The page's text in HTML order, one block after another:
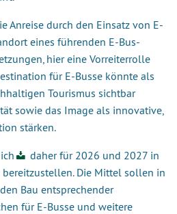
Anreise durch den Einsatz von E-
eines führenden E-Bus-
hier eine Vorreiterrolle
für E-Busse könnte als
Tourismus sichtbar
sowie das Image als innovative,
stärken.
daher für 2026 und 2027 in
Die Mittel sollen in
Bau entsprechender
für E-Busse und weitere